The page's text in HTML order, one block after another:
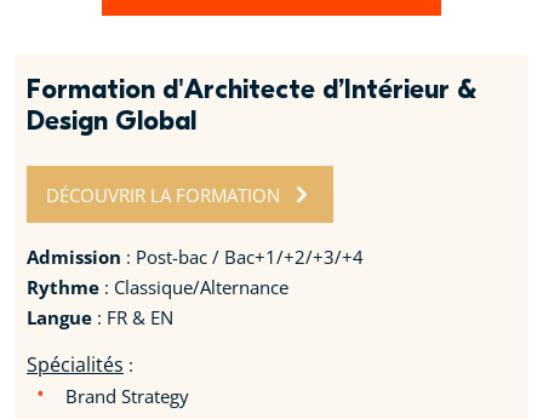
Formation d'Architecte d’Intérieur &
Design Global
DÉCOUVRIR LA FORMATION
Admission : Post-bac / Bac+1/+2/+3/+4
Rythme : Classique/Alternance
Langue : FR & EN
Spécialités :
Brand Strategy